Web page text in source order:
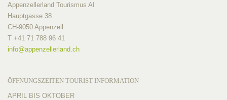
Appenzellerland Tourismus AI
Hauptgasse 38
CH-9050 Appenzell
T +41 71 788 96 41
info@appenzellerland.ch
ÖFFNUNGSZEITEN TOURIST INFORMATION
APRIL BIS OKTOBER